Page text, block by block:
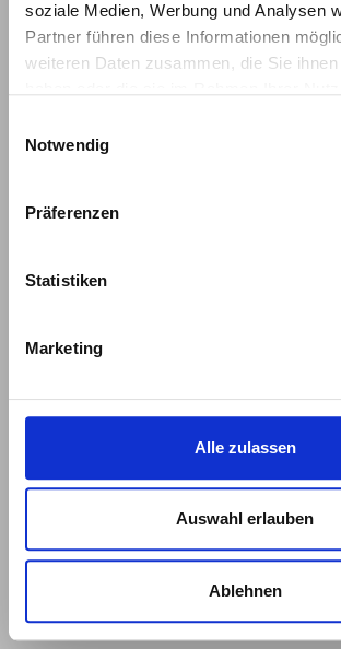
soziale Medien, Werbung und Analysen
Partner führen diese Informationen
weiteren Daten zusammen, die Sie
Notwendig
Präferenzen
Statistiken
Marketing
Alle zulassen
Auswahl erlauben
Ablehnen